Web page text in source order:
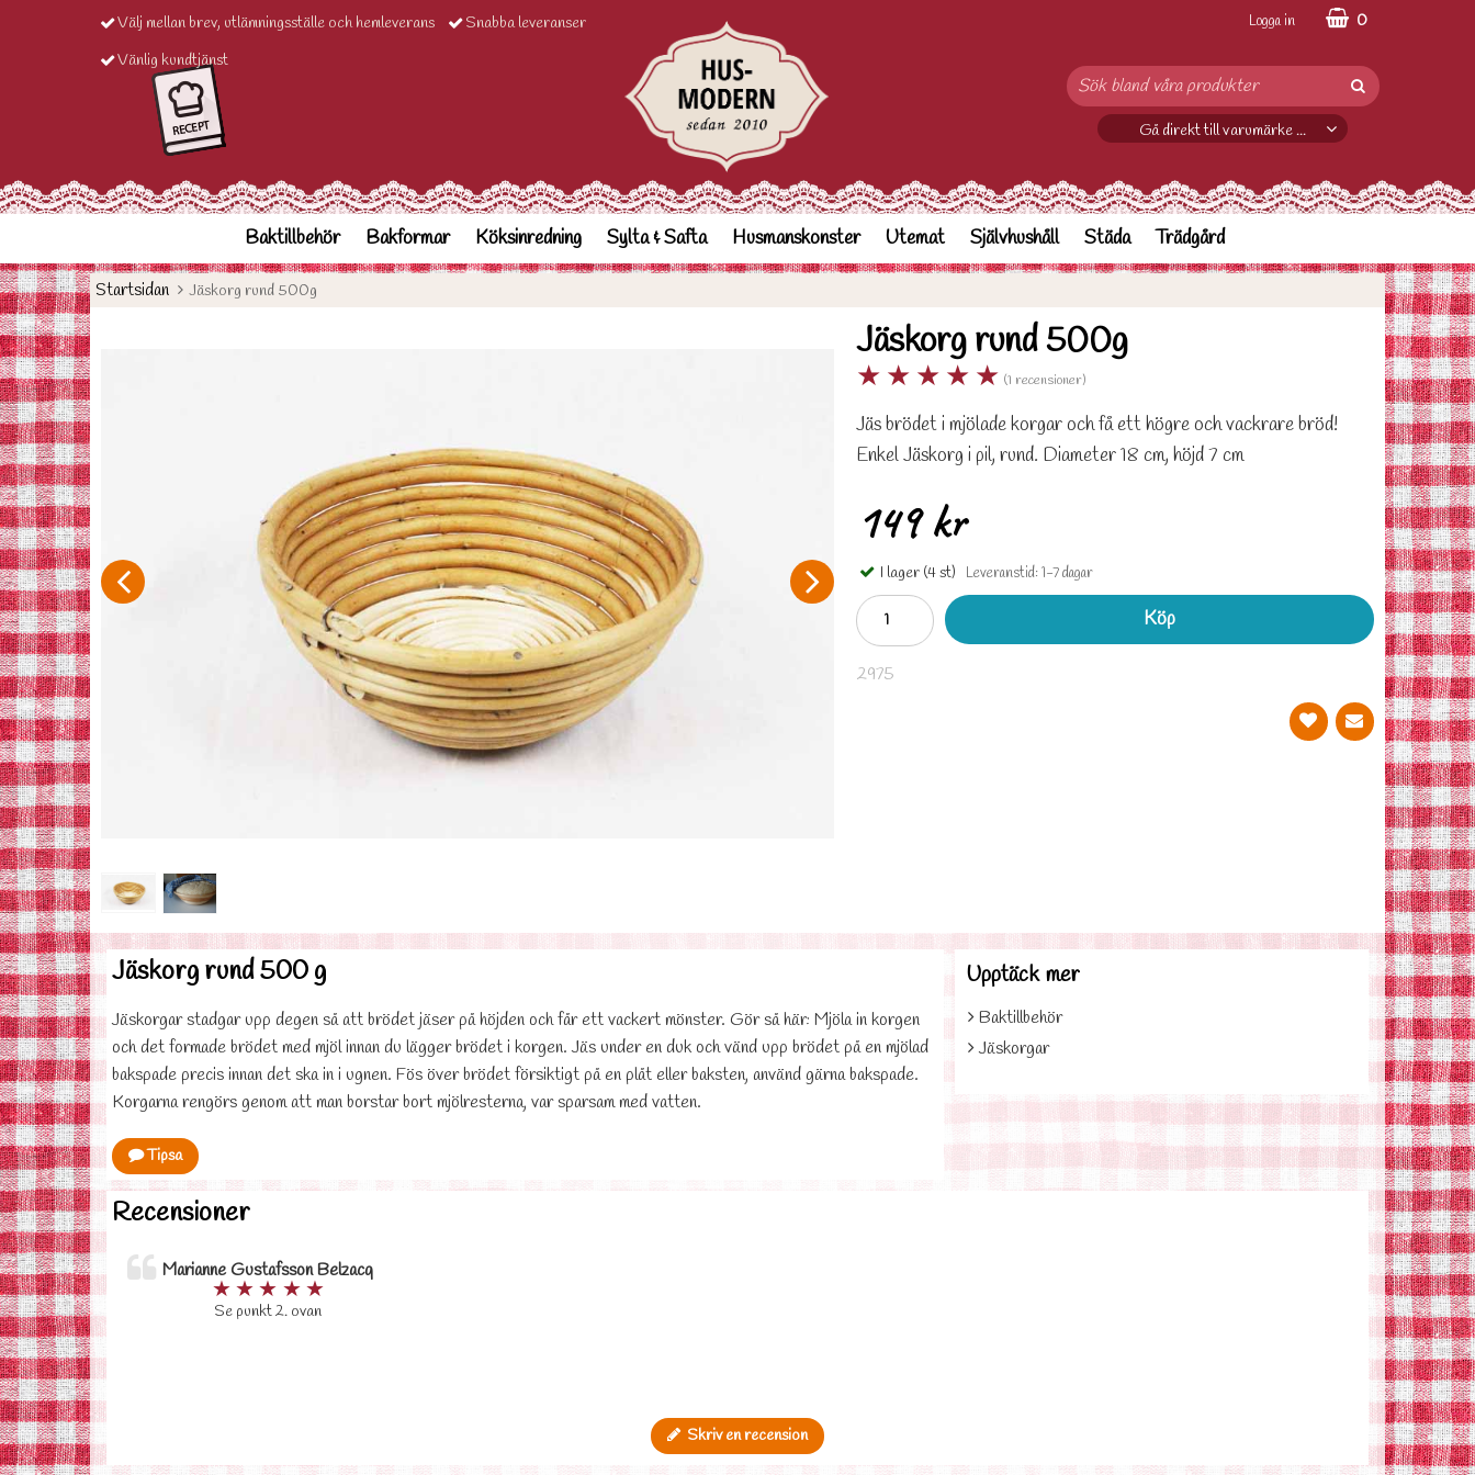
Välj mellan brev, utlämningsställe och hemleverans
Snabba leveranser
Vänlig kundtjänst
Logga in 0
Gå direkt till varumärke ...
Baktillbehör Bakformar Köksinredning Sylta & Safta Husmanskonster Utemat Självhushåll Städa Trädgård
Startsidan Jäskorg rund 500g
Jäskorg rund 500g
★ ★ ★ ★ ★ (1 recensioner)
Jäs brödet i mjölade korgar och få ett högre och vackrare bröd!
Enkel Jäskorg i pil, rund. Diameter 18 cm, höjd 7 cm
149 kr
I lager (4 st) Leveranstid: 1-7 dagar
Köp
2975
Jäskorg rund 500 g
Jäskorgar stadgar upp degen så att brödet jäser på höjden och får ett vackert mönster. Gör så här: Mjöla in korgen
och det formade brödet med mjöl innan du lägger brödet i korgen. Jäs under en duk och vänd upp brödet på en mjölad
bakspade precis innan det ska in i ugnen. Fös över brödet försiktigt på en plåt eller baksten, använd gärna bakspade.
Korgarna rengörs genom att man borstar bort mjölresterna, var sparsam med vatten.
Tipsa
Upptäck mer
Baktillbehör
Jäskorgar
Recensioner
Marianne Gustafsson Belzacq
★★★ ★★
Se punkt 2. ovan
Skriv en recension